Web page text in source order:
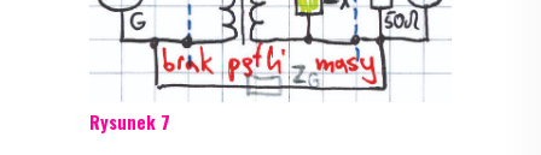
Rysunek 7